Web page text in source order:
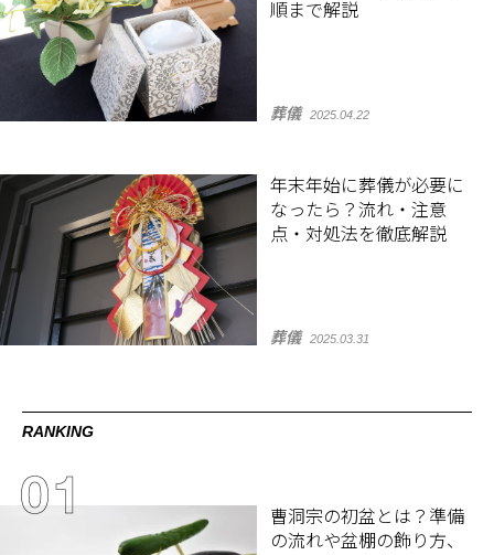
順まで解説
葬儀 2025.04.22
年末年始に葬儀が必要に
なったら？流れ・注意
点・対処法を徹底解説
葬儀 2025.03.31
RANKING
曹洞宗の初盆とは？準備
の流れや盆棚の飾り方、